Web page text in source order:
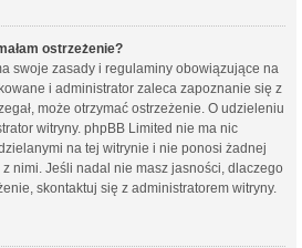
ostrzeżenie?
swoje zasady i regulaminy obowiązujące na
i administrator zaleca zapoznanie się z
może otrzymać ostrzeżenie. O udzieleniu
witryny. phpBB Limited nie ma nic
na tej witrynie i nie ponosi żadnej
nimi. Jeśli nadal nie masz jasności, dlaczego
skontaktuj się z administratorem witryny.